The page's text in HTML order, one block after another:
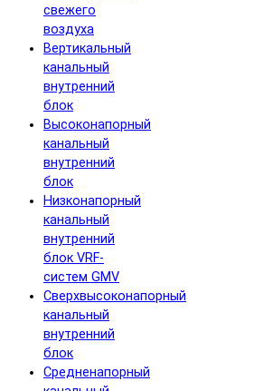
свежего
воздуха
Вертикальный
канальный
внутренний
блок
Высоконапорный
канальный
внутренний
блок
Низконапорный
канальный
внутренний
блок VRF-
систем GMV
Сверхвысоконапорный
канальный
внутренний
блок
Средненапорный